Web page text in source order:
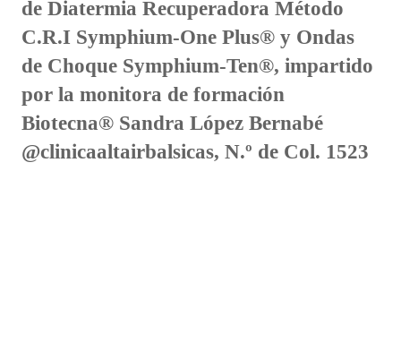
de Diatermia Recuperadora Método
C.R.I Symphium-One Plus® y Ondas
de Choque Symphium-Ten®, impartido
por la monitora de formación
Biotecna® Sandra López Bernabé
@clinicaaltairbalsicas, N.º de Col. 1523